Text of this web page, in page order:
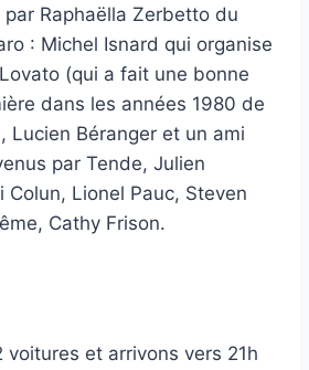
par Raphaëlla Zerbetto du
: Michel Isnard qui organise
(qui a fait une bonne
dans les années 1980 de
Lucien Béranger et un ami
par Tende, Julien
Colun, Lionel Pauc, Steven
Cathy Frison.
voitures et arrivons vers 21h